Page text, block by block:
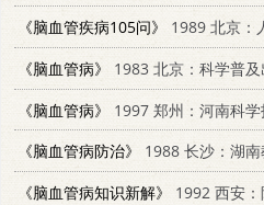
《脑血管疾病105问》
1989 北京：
《脑血管病》
1983 北京：科学普
《脑血管病》
1997 郑州：河南科
《脑血管病防治》
1988 长沙：湖
《脑血管病知识新解》
1992 西安：